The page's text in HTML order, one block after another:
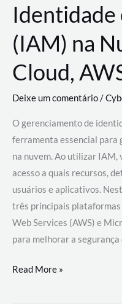
Identidade
(IAM) na
Cloud,
Deixe um comentário/
O gerenciamento de
ferramenta essencial para
na nuvem. Ao utilizar IAM,
acesso a quais recursos,
usuários e aplicativos.
três principais plataformas
Web Services (AWS) e
para melhorar a
Gerenciamento
Read More »